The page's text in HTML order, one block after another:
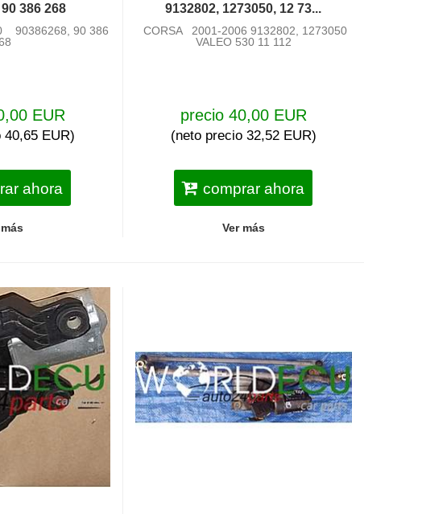
386 268
90386268, 90 386
EUR
40,65 EUR)
ahora
9132802, 1273050, 12 73...
CORSA 2001-2006 9132802, 1273050
VALEO 530 11 112
precio 40,00 EUR
(neto precio 32,52 EUR)
comprar ahora
Ver más